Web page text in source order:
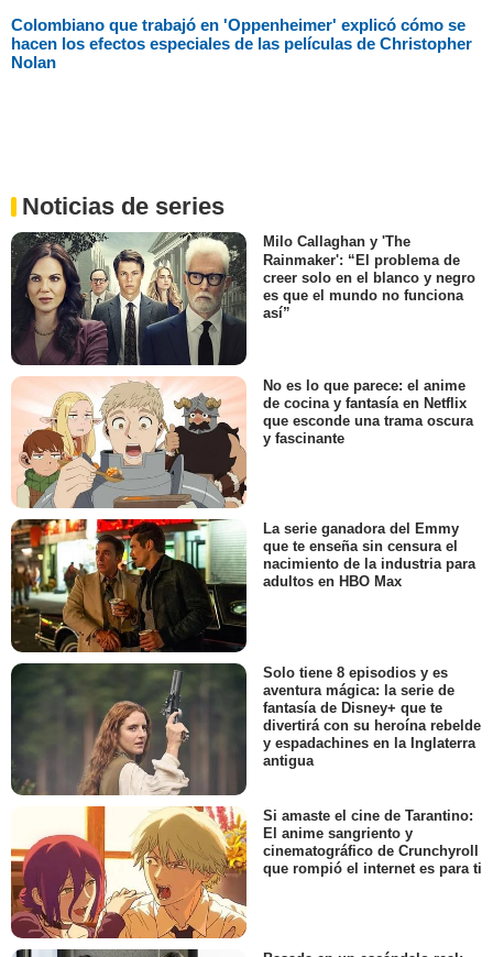
Colombiano que trabajó en 'Oppenheimer' explicó cómo se
hacen los efectos especiales de las películas de Christopher
Nolan
Noticias de series
Milo Callaghan y 'The
Rainmaker': “El problema de
creer solo en el blanco y negro
es que el mundo no funciona
así”
No es lo que parece: el anime
de cocina y fantasía en Netflix
que esconde una trama oscura
y fascinante
La serie ganadora del Emmy
que te enseña sin censura el
nacimiento de la industria para
adultos en HBO Max
Solo tiene 8 episodios y es
aventura mágica: la serie de
fantasía de Disney+ que te
divertirá con su heroína rebelde
y espadachines en la Inglaterra
antigua
Si amaste el cine de Tarantino:
El anime sangriento y
cinematográfico de Crunchyroll
que rompió el internet es para ti